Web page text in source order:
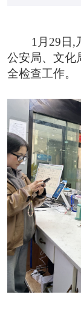
1月29日,乃
公安局、文化
全检查工作。